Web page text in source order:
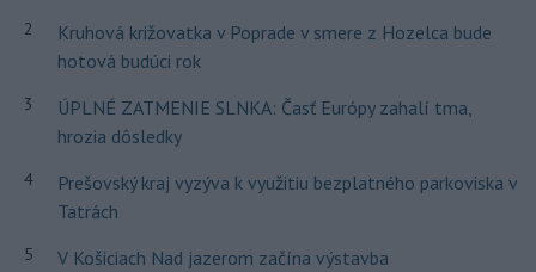
2
Kruhová križovatka v Poprade v smere z Hozelca bude
hotová budúci rok
3
ÚPLNÉ ZATMENIE SLNKA: Časť Európy zahalí tma,
hrozia dôsledky
4
Prešovský kraj vyzýva k využitiu bezplatného parkoviska v
Tatrách
5
V Košiciach Nad jazerom začína výstavba